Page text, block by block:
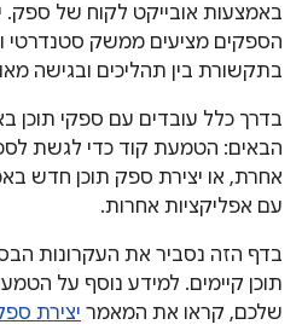
באמצעות אובייקט לקוח של ספק.
הספקים מציעים ממשק סטנדרטי
בתקשורת בין תהליכים ובגישה
בדרך כלל עובדים עם ספקי תוכן
הבאים: הטמעת קוד כדי לגשת
אחרת, או יצירת ספק תוכן חדש
עם אפליקציות אחרות.
בדף הזה נסביר את העקרונות
תוכן קיימים. למידע נוסף על
שלכם, קראו את המאמר יצירת